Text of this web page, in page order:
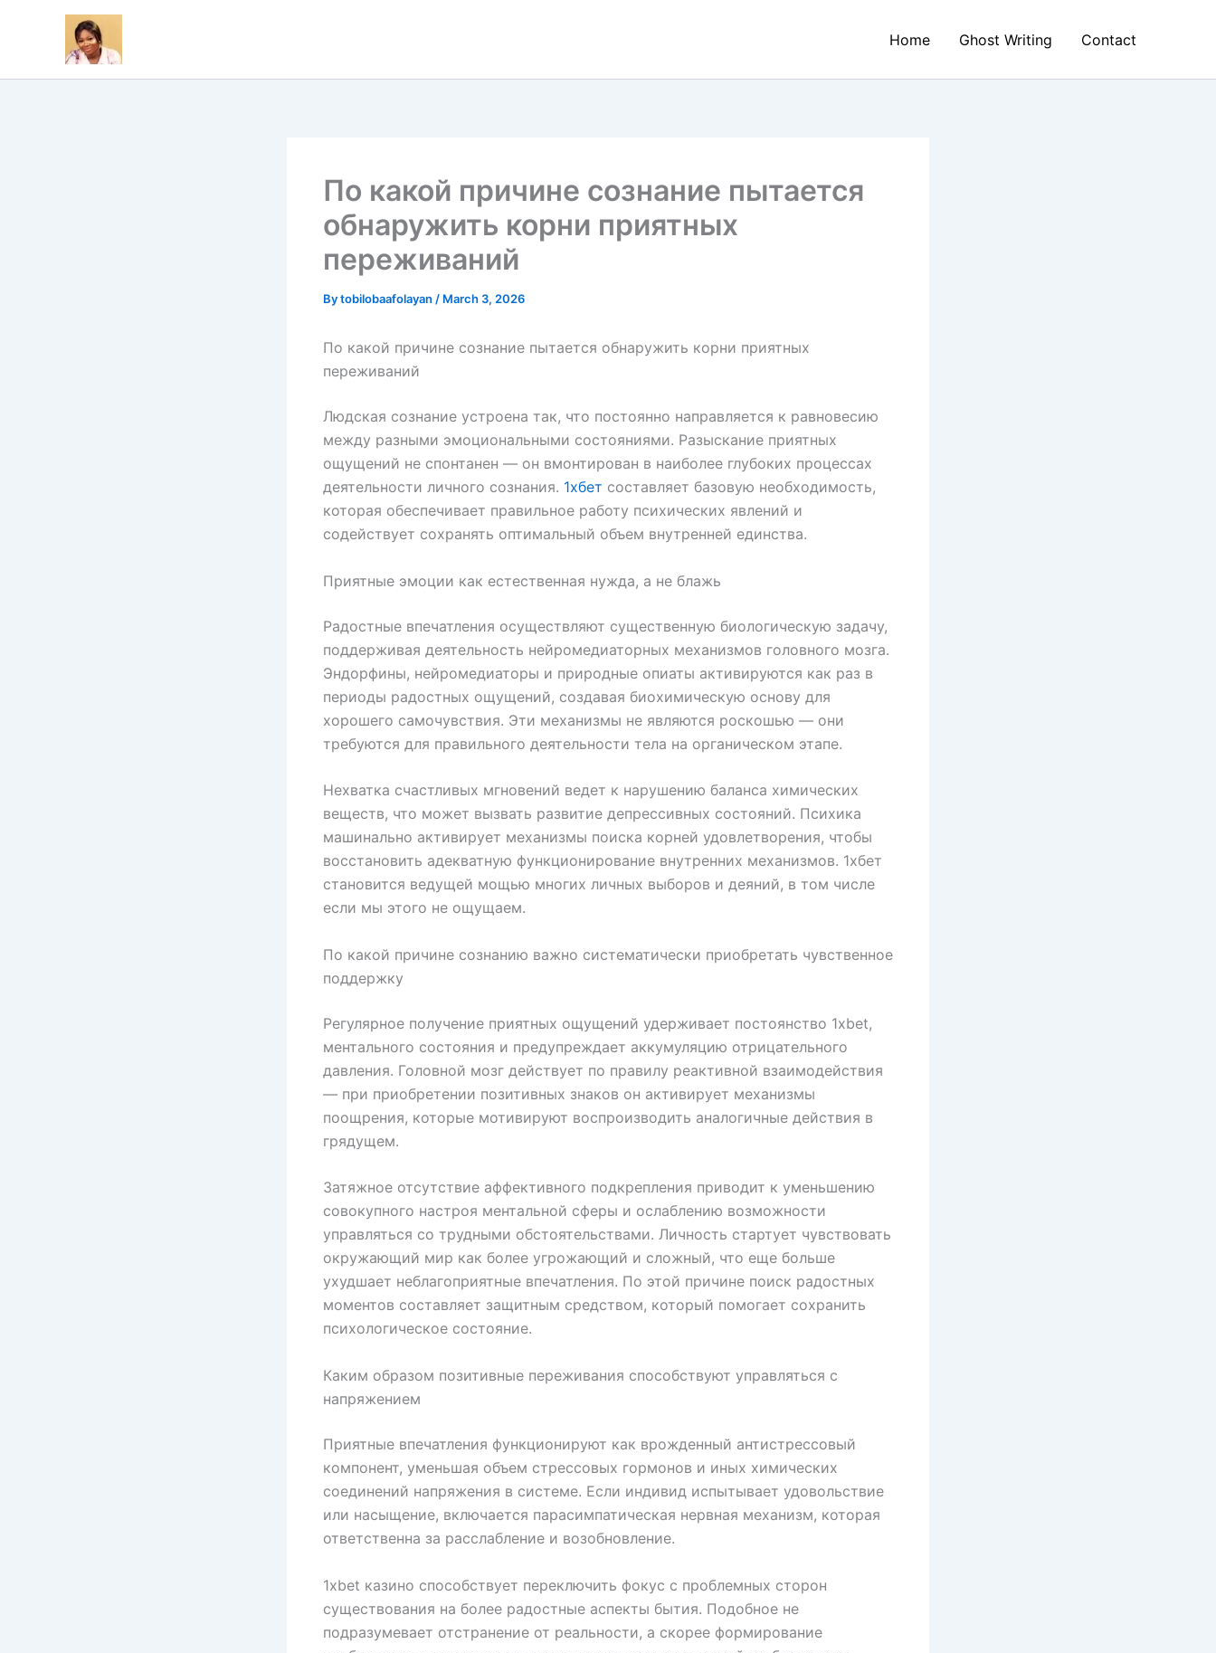
Home Ghost Writing Contact
По какой причине сознание пытается
обнаружить корни приятных
переживаний
Bytobilobaafolayan / March 3, 2026
По какой причине сознание пытается обнаружить корни приятных
переживаний
Людская сознание устроена так, что постоянно направляется к равновесию
между разными эмоциональными состояниями. Разыскание приятных
ощущений не спонтанен — он вмонтирован в наиболее глубоких процессах
деятельности личного сознания. 1хбет составляет базовую необходимость,
которая обеспечивает правильное работу психических явлений и
содействует сохранять оптимальный объем внутренней единства.
Приятные эмоции как естественная нужда, а не блажь
Радостные впечатления осуществляют существенную биологическую задачу,
поддерживая деятельность нейромедиаторных механизмов головного мозга.
Эндорфины, нейромедиаторы и природные опиаты активируются как раз в
периоды радостных ощущений, создавая биохимическую основу для
хорошего самочувствия. Эти механизмы не являются роскошью — они
требуются для правильного деятельности тела на органическом этапе.
Нехватка счастливых мгновений ведет к нарушению баланса химических
веществ, что может вызвать развитие депрессивных состояний. Психика
машинально активирует механизмы поиска корней удовлетворения, чтобы
восстановить адекватную функционирование внутренних механизмов. 1хбет
становится ведущей мощью многих личных выборов и деяний, в том числе
если мы этого не ощущаем.
По какой причине сознанию важно систематически приобретать чувственное
поддержку
Регулярное получение приятных ощущений удерживает постоянство 1xbet,
ментального состояния и предупреждает аккумуляцию отрицательного
давления. Головной мозг действует по правилу реактивной взаимодействия
— при приобретении позитивных знаков он активирует механизмы
поощрения, которые мотивируют воспроизводить аналогичные действия в
грядущем.
Затяжное отсутствие аффективного подкрепления приводит к уменьшению
совокупного настроя ментальной сферы и ослаблению возможности
управляться со трудными обстоятельствами. Личность стартует чувствовать
окружающий мир как более угрожающий и сложный, что еще больше
ухудшает неблагоприятные впечатления. По этой причине поиск радостных
моментов составляет защитным средством, который помогает сохранить
психологическое состояние.
Каким образом позитивные переживания способствуют управляться с
напряжением
Приятные впечатления функционируют как врожденный антистрессовый
компонент, уменьшая объем стрессовых гормонов и иных химических
соединений напряжения в системе. Если индивид испытывает удовольствие
или насыщение, включается парасимпатическая нервная механизм, которая
ответственна за расслабление и возобновление.
1xbet казино способствует переключить фокус с проблемных сторон
существования на более радостные аспекты бытия. Подобное не
подразумевает отстранение от реальности, а скорее формирование